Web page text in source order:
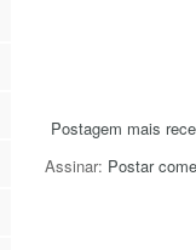
Postagem mais
Assinar: Postar